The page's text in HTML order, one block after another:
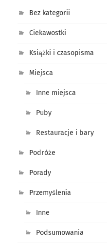
Bez kategorii
Ciekawostki
Książki i czasopisma
Miejsca
Inne miejsca
Puby
Restauracje i bary
Podróże
Porady
Przemyślenia
Inne
Podsumowania